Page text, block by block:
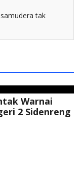
tak
Warnai
2 Sidenreng